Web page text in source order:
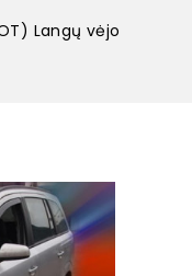
Langų vėjo